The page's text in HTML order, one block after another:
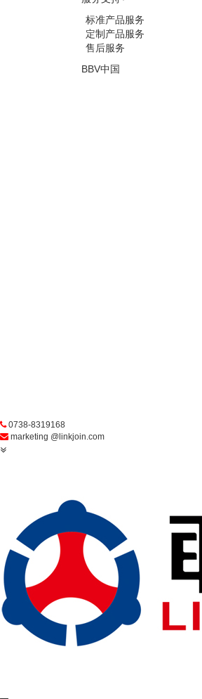
标准产品服务
定制产品服务
售后服务
BBV中国
0738-8319168
marketing @linkjoin.com